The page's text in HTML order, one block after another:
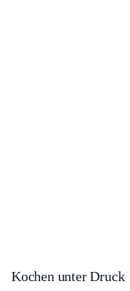
Kochen unter Druck